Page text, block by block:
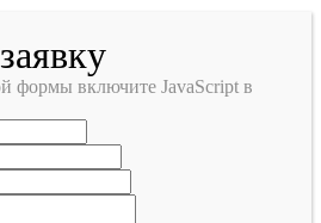
формы включите JavaScript в